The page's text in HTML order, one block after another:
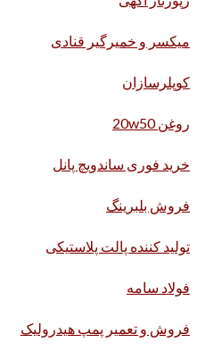
میکسر و خمیرگیر قنادی
کوپلرسازان
روغن 20w50
خرید فوری ساندویچ پانل
فروش بلبرینگ
تولید کننده پالت پلاستیکی
فولاد سامه
فروش و تعمیر پمپ هیدرولیک